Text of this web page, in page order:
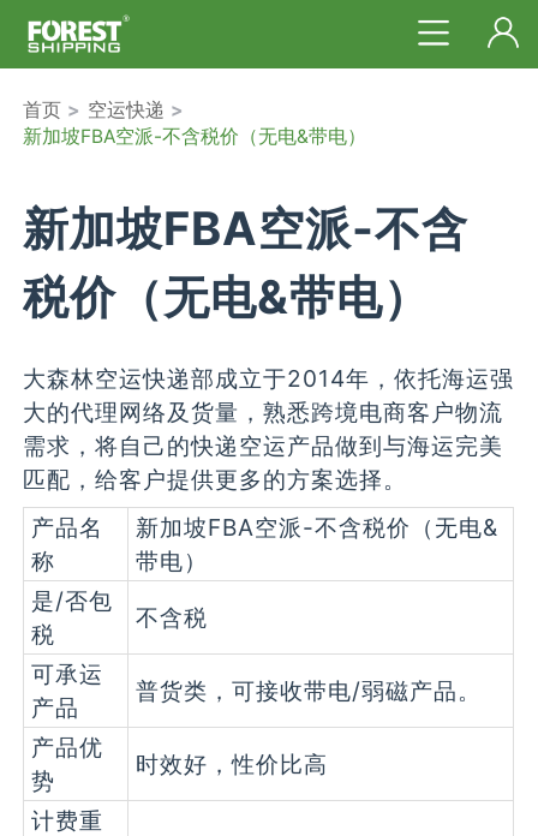
首页 > 空运快递 >
新加坡FBA空派-不含税价（无电&带电）
新加坡FBA空派-不含
税价（无电&带电）
大森林空运快递部成立于2014年，依托海运强
大的代理网络及货量，熟悉跨境电商客户物流
需求，将自己的快递空运产品做到与海运完美
匹配，给客户提供更多的方案选择。
产品名
称
新加坡FBA空派-不含税价（无电&
带电）
是/否包
税
不含税
可承运
产品
普货类，可接收带电/弱磁产品。
产品优
势
时效好，性价比高
计费重